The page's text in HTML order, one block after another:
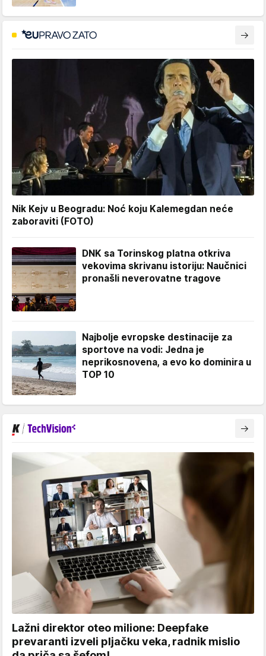
Nik Kejv u Beogradu: Noć koju Kalemegdan neće
zaboraviti (FOTO)
DNK sa Torinskog platna otkriva
vekovima skrivanu istoriju: Naučnici
pronašli neverovatne tragove
Najbolje evropske destinacije za
sportove na vodi: Jedna je
neprikosnovena, a evo ko dominira u
TOP 10
Lažni direktor oteo milione: Deepfake
prevaranti izveli pljačku veka, radnik mislio